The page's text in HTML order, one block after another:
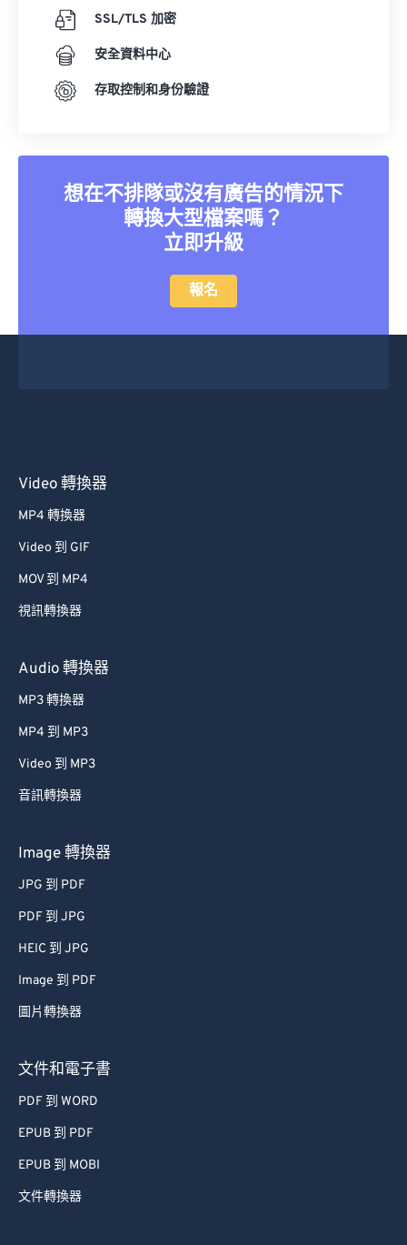
SSL/TLS 加密
安全資料中心
存取控制和身份驗證
想在不排隊或沒有廣告的情況下
轉換大型檔案嗎？
立即升級
報名
Video 轉換器
MP4 轉換器
Video 到 GIF
MOV 到 MP4
視訊轉換器
Audio 轉換器
MP3 轉換器
MP4 到 MP3
Video 到 MP3
音訊轉換器
Image 轉換器
JPG 到 PDF
PDF 到 JPG
HEIC 到 JPG
Image 到 PDF
圖片轉換器
文件和電子書
PDF 到 WORD
EPUB 到 PDF
EPUB 到 MOBI
文件轉換器